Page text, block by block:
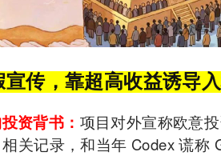
传，靠超高收益诱导
资背书： 项目对外宣称欧意
关记录，和当年 Codex 谎称